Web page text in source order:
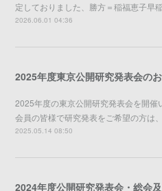
定しておりました、勝方＝稲福恵子早
2026.06.01 04:36
2025年度東京公開研究発表会の
2025年度の東京公開研究発表会を開催
会員の皆様で研究発表をご希望の方は
2025.05.14 08:50
2024年度公開研究発表会・総会